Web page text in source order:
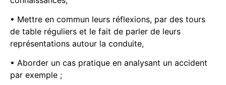
• Mettre en commun leurs réflexions, par des tours
de table réguliers et le fait de parler de leurs
représentations autour la conduite,
• Aborder un cas pratique en analysant un accident
par exemple ;